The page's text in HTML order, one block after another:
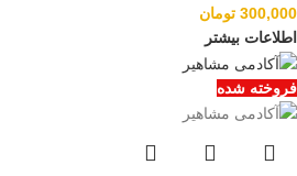
300,000 تومان
اطلاعات بیشتر
فروخته شده